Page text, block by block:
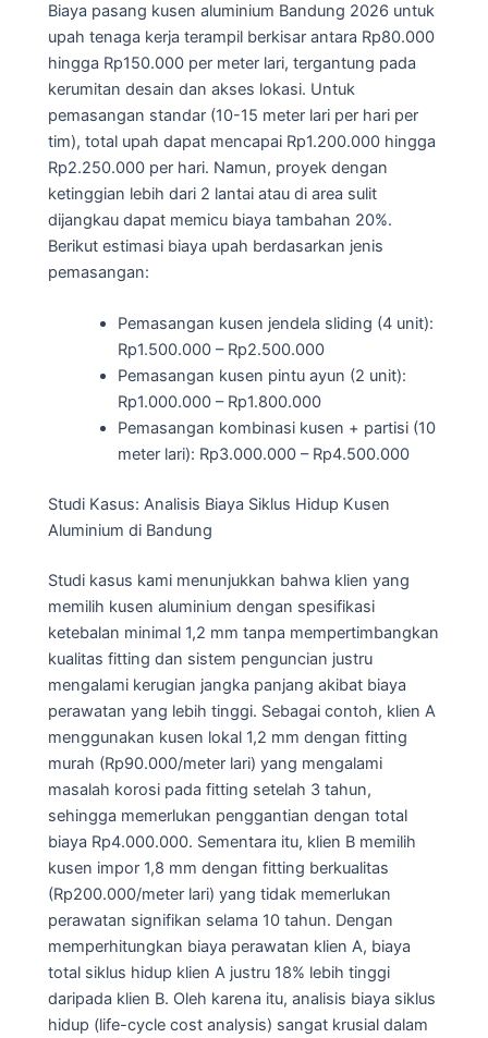
Biaya pasang kusen aluminium Bandung 2026 untuk
upah tenaga kerja terampil berkisar antara Rp80.000
hingga Rp150.000 per meter lari, tergantung pada
kerumitan desain dan akses lokasi. Untuk
pemasangan standar (10-15 meter lari per hari per
tim), total upah dapat mencapai Rp1.200.000 hingga
Rp2.250.000 per hari. Namun, proyek dengan
ketinggian lebih dari 2 lantai atau di area sulit
dijangkau dapat memicu biaya tambahan 20%.
Berikut estimasi biaya upah berdasarkan jenis
pemasangan:
Pemasangan kusen jendela sliding (4 unit):
Rp1.500.000 – Rp2.500.000
Pemasangan kusen pintu ayun (2 unit):
Rp1.000.000 – Rp1.800.000
Pemasangan kombinasi kusen + partisi (10
meter lari): Rp3.000.000 – Rp4.500.000
Studi Kasus: Analisis Biaya Siklus Hidup Kusen
Aluminium di Bandung
Studi kasus kami menunjukkan bahwa klien yang
memilih kusen aluminium dengan spesifikasi
ketebalan minimal 1,2 mm tanpa mempertimbangkan
kualitas fitting dan sistem penguncian justru
mengalami kerugian jangka panjang akibat biaya
perawatan yang lebih tinggi. Sebagai contoh, klien A
menggunakan kusen lokal 1,2 mm dengan fitting
murah (Rp90.000/meter lari) yang mengalami
masalah korosi pada fitting setelah 3 tahun,
sehingga memerlukan penggantian dengan total
biaya Rp4.000.000. Sementara itu, klien B memilih
kusen impor 1,8 mm dengan fitting berkualitas
(Rp200.000/meter lari) yang tidak memerlukan
perawatan signifikan selama 10 tahun. Dengan
memperhitungkan biaya perawatan klien A, biaya
total siklus hidup klien A justru 18% lebih tinggi
daripada klien B. Oleh karena itu, analisis biaya siklus
hidup (life-cycle cost analysis) sangat krusial dalam